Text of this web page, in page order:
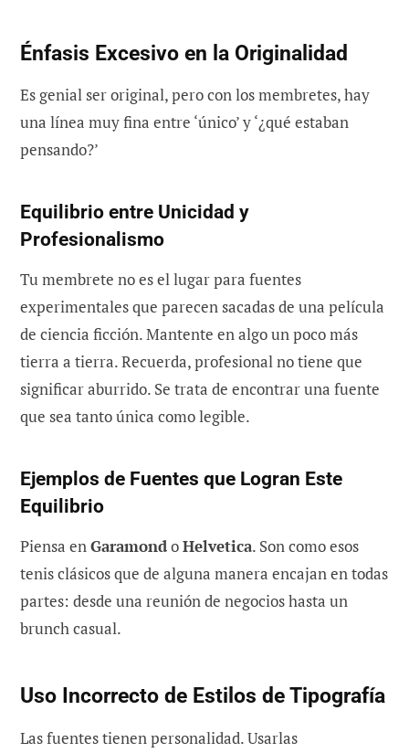
Énfasis Excesivo en la Originalidad
Es genial ser original, pero con los membretes, hay
una línea muy fina entre ‘único’ y ‘¿qué estaban
pensando?’
Equilibrio entre Unicidad y
Profesionalismo
Tu membrete no es el lugar para fuentes
experimentales que parecen sacadas de una película
de ciencia ficción. Mantente en algo un poco más
tierra a tierra. Recuerda, profesional no tiene que
significar aburrido. Se trata de encontrar una fuente
que sea tanto única como legible.
Ejemplos de Fuentes que Logran Este
Equilibrio
Piensa enGaramondoHelvetica. Son como esos
tenis clásicos que de alguna manera encajan en todas
partes: desde una reunión de negocios hasta un
brunch casual.
Uso Incorrecto de Estilos de Tipografía
Las fuentes tienen personalidad. Usarlas